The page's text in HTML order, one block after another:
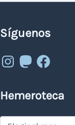
Síguenos
Instagram
MastodonFacebook
Hemeroteca
Hemeroteca